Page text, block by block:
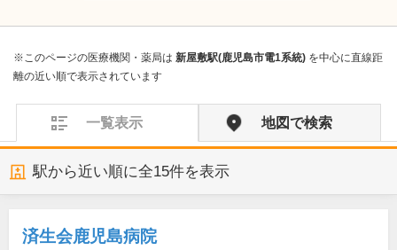
※このページの医療機関・薬局は 新屋敷駅(鹿児島市電1系統) を中心に直線距
離の近い順で表示されています
一覧表示 地図で検索
駅から近い順に全15件を表示
済生会鹿児島病院